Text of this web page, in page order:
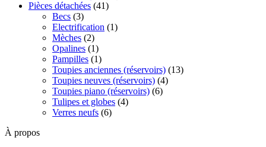
Pièces détachées (41)
Becs (3)
Electrification (1)
Mèches (2)
Opalines (1)
Pampilles (1)
Toupies anciennes (réservoirs) (13)
Toupies neuves (réservoirs) (4)
Toupies piano (réservoirs) (6)
Tulipes et globes (4)
Verres neufs (6)
À propos